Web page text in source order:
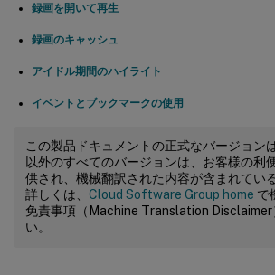
録画を開いて再生
録画のキャッシュ
アイドル期間のハイライト
イベントとブックマークの使用
この製品ドキュメントの正式なバージョン
以外のすべてのバージョンは、お客様の利
供され、機械翻訳された内容が含まれてい
詳しくは、 Cloud Software Group home で
免責事項（Machine Translation Disclaimer
い。